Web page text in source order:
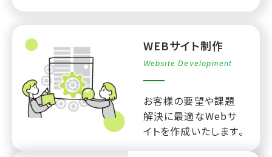
WEBサイト制作
Website Development
お客様の要望や課題
解決に最適なWebサ
イトを作成いたします。